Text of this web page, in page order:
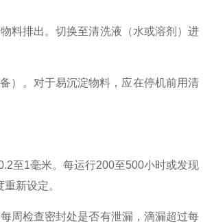
料排出。切换至清洗液（水或溶剂）进
）。对于易沉淀物料，应在停机前用清
至1毫米。每运行200至500小时或发现
新设定。
周检查密封处是否有泄漏，滴漏超过每